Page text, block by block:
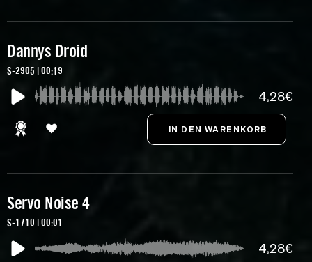
Dannys Droid
S-2905 | 00:19
4,28€
Servo Noise 4
S-1710 | 00:01
4,28€